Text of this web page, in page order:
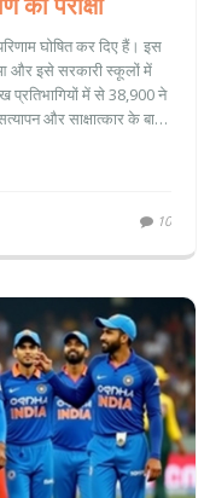
घोषित कर दिए हैं। इस
और इसे सरकारी स्कूलों में
प्रतिभागियों में से 38,900 ने
और साक्षात्कार के बाद
10